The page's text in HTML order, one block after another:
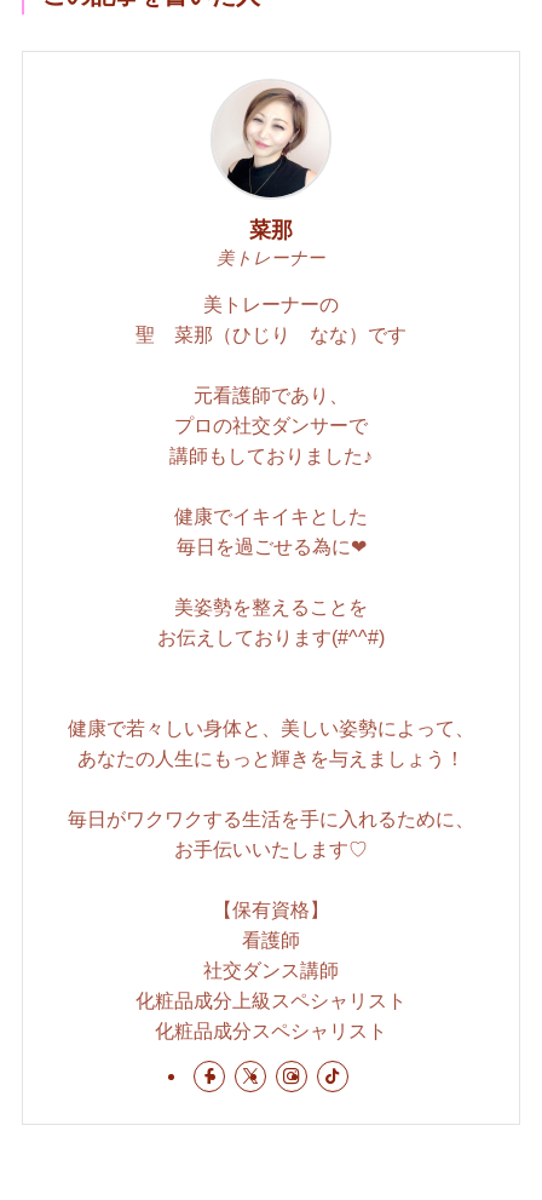
菜那
美トレーナー
美トレーナーの
聖 菜那（ひじり なな）です
元看護師であり、
プロの社交ダンサーで
講師もしておりました♪
健康でイキイキとした
毎日を過ごせる為に❤
美姿勢を整えることを
お伝えしております(#^^#)
健康で若々しい身体と、美しい姿勢によって、
あなたの人生にもっと輝きを与えましょう！
毎日がワクワクする生活を手に入れるために、
お手伝いいたします♡
【保有資格】
看護師
社交ダンス講師
化粧品成分上級スペシャリスト
化粧品成分スペシャリスト